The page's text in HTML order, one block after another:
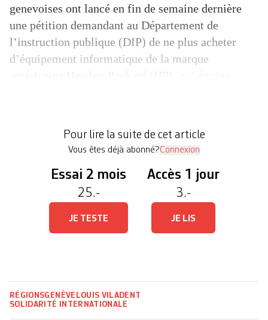
genevoises ont lancé en fin de semaine dernière
une pétition demandant au Département de
l’instruction publique (DIP) de ne plus acheter
d’équipement informatique de la marque
cours», écrivent […]
Pour lire la suite de cet article
Vous êtes déjà abonné?Connexion
Essai 2 mois
25.-
JE TESTE
Accès 1 jour
3.-
JE LIS
RÉGIONSGENÈVE LOUIS VILADENT
SOLIDARITÉ INTERNATIONALE